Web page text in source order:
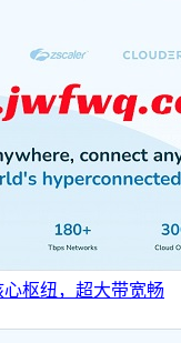
心枢纽，超大带宽畅